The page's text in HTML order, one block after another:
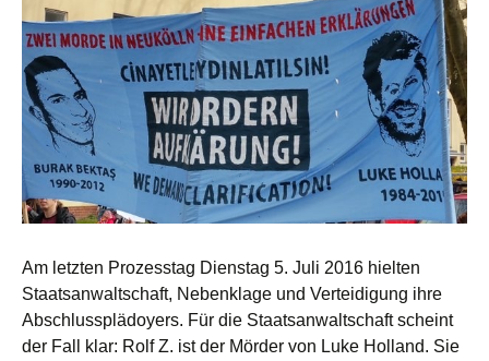
Am letzten Prozesstag Dienstag 5. Juli 2016 hielten
Staatsanwaltschaft, Nebenklage und Verteidigung ihre
Abschlussplädoyers. Für die Staatsanwaltschaft scheint
der Fall klar: Rolf Z. ist der Mörder von Luke Holland. Sie